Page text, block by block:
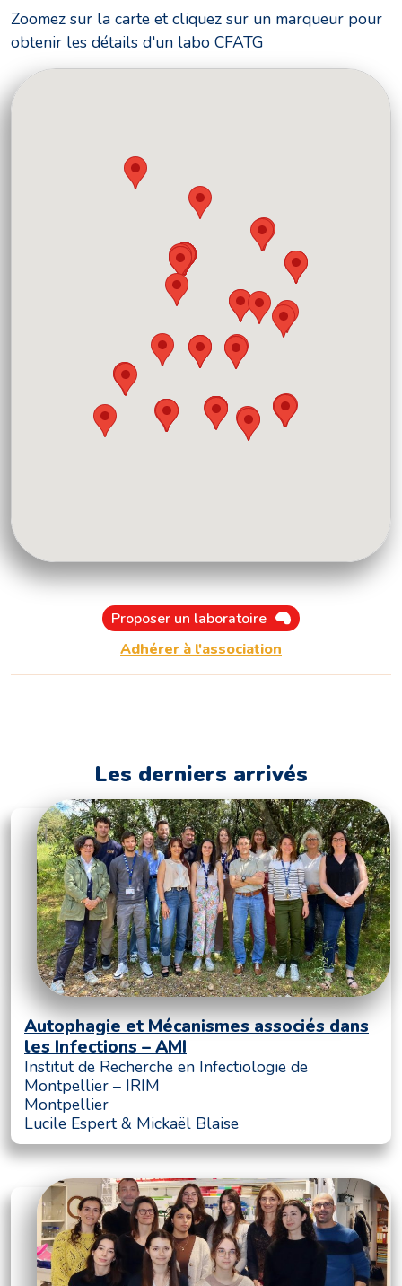
Zoomez sur la carte et cliquez sur un marqueur pour
obtenir les détails d'un labo CFATG
Proposer un laboratoire
Adhérer à l'association
Les derniers arrivés
Autophagie et Mécanismes associés dans
les Infections – AMI
Institut de Recherche en Infectiologie de
Montpellier – IRIM
Montpellier
Lucile Espert & Mickaël Blaise